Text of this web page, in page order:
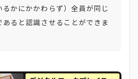
かにかかわらず）全員が同じ
ると認識させることができま